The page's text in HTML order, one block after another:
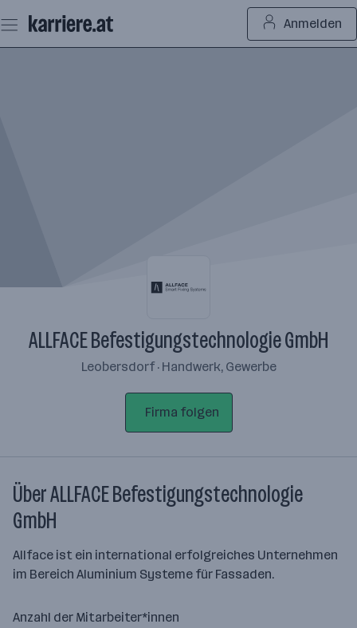
Seiteninhalt
springen
Anmelden
ALLFACE Befestigungstechnologie GmbH
Leobersdorf · Handwerk, Gewerbe
Firma folgen
Über ALLFACE Befestigungstechnologie
GmbH
Allface ist ein international erfolgreiches Unternehmen
im Bereich Aluminium Systeme für Fassaden.
Anzahl der Mitarbeiter*innen